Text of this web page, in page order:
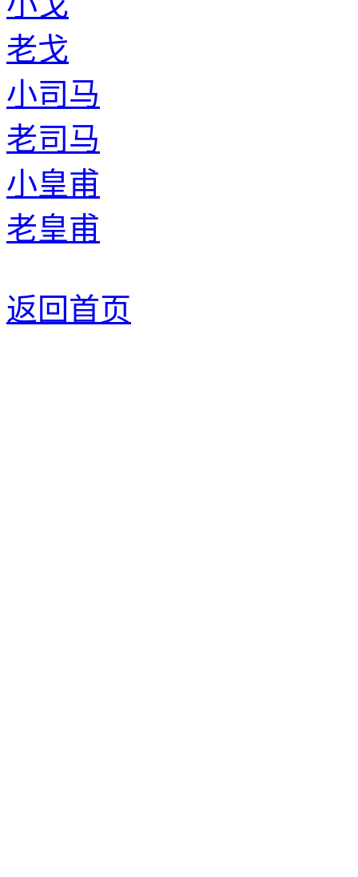
老戈
小司马
老司马
小皇甫
老皇甫
返回首页